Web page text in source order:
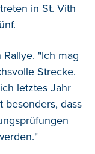
in St. Vith
"Ich mag
Strecke.
letztes Jahr
besonders, dass